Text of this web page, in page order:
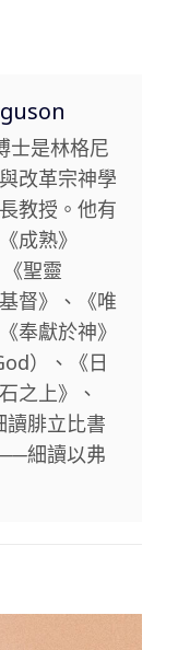
士是林格尼
改革宗神學
教授。他有
成熟》
聖靈
督》、《唯
奉獻於神》
）、《日
之上》、
讀腓立比書
細讀以弗